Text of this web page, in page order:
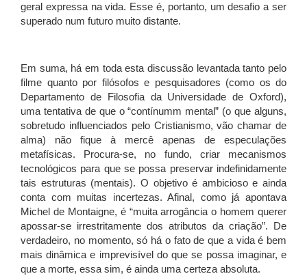
geral expressa na vida. Esse é, portanto, um desafio a ser
superado num futuro muito distante.
Em suma, há em toda esta discussão levantada tanto pelo
filme quanto por filósofos e pesquisadores (como os do
Departamento de Filosofia da Universidade de Oxford),
uma tentativa de que o “contínumm mental” (o que alguns,
sobretudo influenciados pelo Cristianismo, vão chamar de
alma) não fique à mercê apenas de especulações
metafísicas. Procura-se, no fundo, criar mecanismos
tecnológicos para que se possa preservar indefinidamente
tais estruturas (mentais). O objetivo é ambicioso e ainda
conta com muitas incertezas. Afinal, como já apontava
Michel de Montaigne, é “muita arrogância o homem querer
apossar-se irrestritamente dos atributos da criação”. De
verdadeiro, no momento, só há o fato de que a vida é bem
mais dinâmica e imprevisível do que se possa imaginar, e
que a morte, essa sim, é ainda uma certeza absoluta.